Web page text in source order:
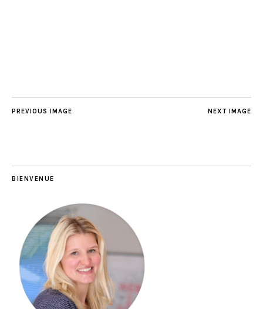
NEXT IMAGE
PREVIOUS IMAGE
BIENVENUE